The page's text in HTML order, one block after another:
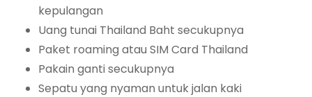
kepulangan
Uang tunai Thailand Baht secukupnya
Paket roaming atau SIM Card Thailand
Pakain ganti secukupnya
Sepatu yang nyaman untuk jalan kaki